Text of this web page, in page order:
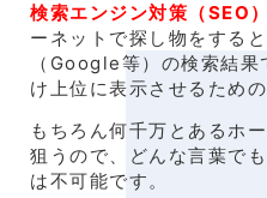
検索エンジン対策（SEO）
ーネットで探し物をする
（Google等）の検索結
け上位に表示させるための
もちろん何千万とあるホ
狙うので、どんな言葉で
は不可能です。